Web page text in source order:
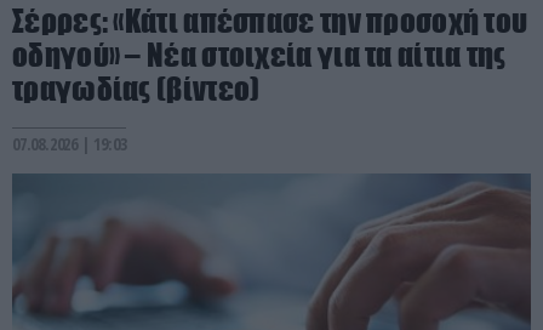
Σέρρες: «Κάτι απέσπασε την προσοχή του
οδηγού» – Νέα στοιχεία για τα αίτια της
τραγωδίας (βίντεο)
07.08.2026 | 19:03